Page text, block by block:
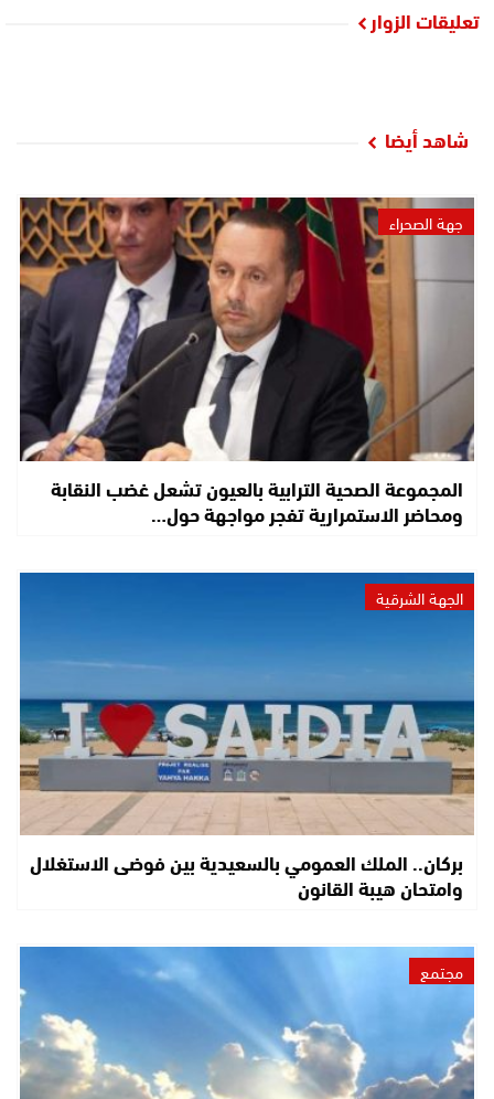
تعليقات الزوار
شاهد أيضا
جهة الصحراء
المجموعة الصحية الترابية بالعيون تشعل غضب النقابة
ومحاضر الاستمرارية تفجر مواجهة حول…
الجهة الشرقية
بركان.. الملك العمومي بالسعيدية بين فوضى الاستغلال
وامتحان هيبة القانون
مجتمع